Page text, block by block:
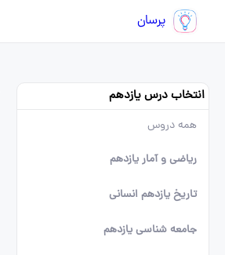
پرسان
انتخاب درس یازدهم
همه دروس
ریاضی و آمار یازدهم
تاریخ یازدهم انسانی
جامعه شناسی یازدهم